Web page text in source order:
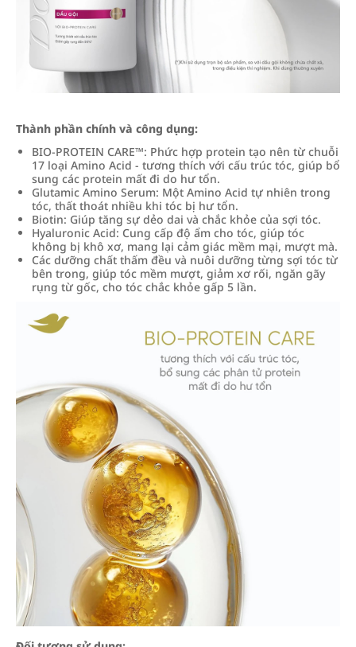
Thành phần chính và công dụng:
BIO-PROTEIN CARE™: Phức hợp protein tạo nên từ chuỗi
17 loại Amino Acid - tương thích với cấu trúc tóc, giúp bổ
sung các protein mất đi do hư tổn.
Glutamic Amino Serum: Một Amino Acid tự nhiên trong
tóc, thất thoát nhiều khi tóc bị hư tổn.
Biotin: Giúp tăng sự dẻo dai và chắc khỏe của sợi tóc.
Hyaluronic Acid: Cung cấp độ ẩm cho tóc, giúp tóc
không bị khô xơ, mang lại cảm giác mềm mại, mượt mà.
Các dưỡng chất thấm đều và nuôi dưỡng từng sợi tóc từ
bên trong, giúp tóc mềm mượt, giảm xơ rối, ngăn gãy
rụng từ gốc, cho tóc chắc khỏe gấp 5 lần.